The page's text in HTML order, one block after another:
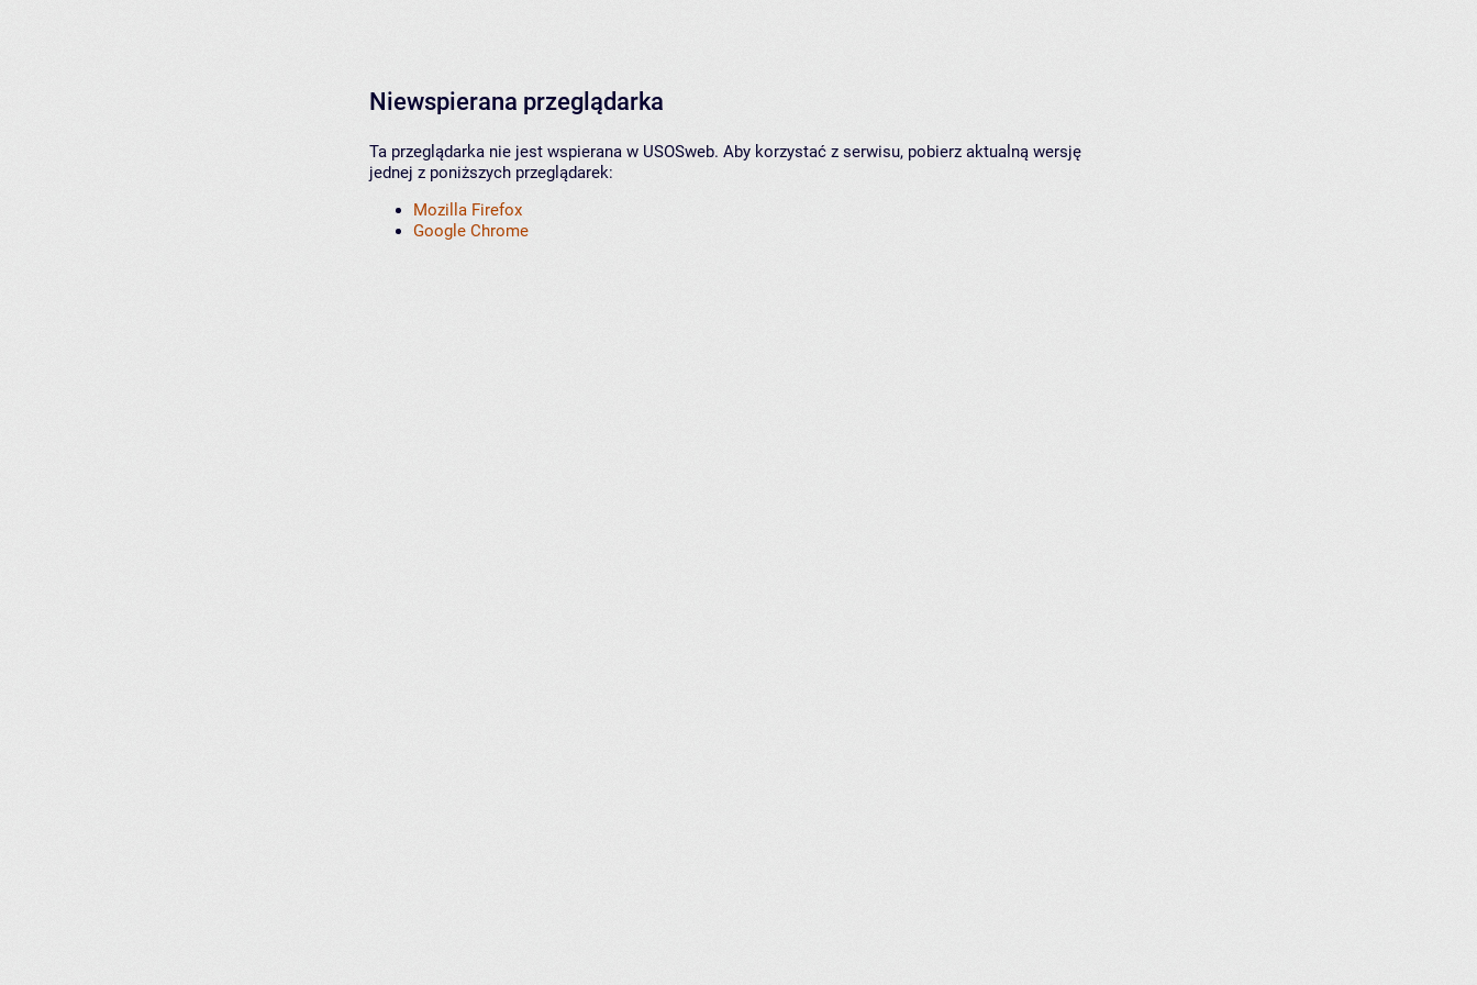
Niewspierana przeglądarka
Ta przeglądarka nie jest wspierana w USOSweb. Aby korzystać z serwisu, pobierz aktualną wersję
jednej z poniższych przeglądarek:
Mozilla Firefox
Google Chrome